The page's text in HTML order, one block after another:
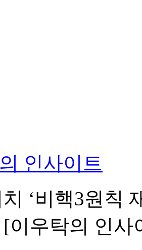
인사이트
‘비핵3원칙
이우탁의 인사